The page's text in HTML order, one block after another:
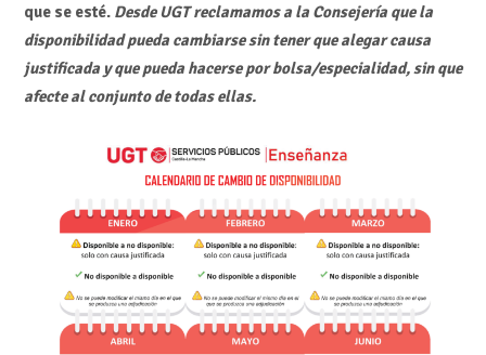
que se esté. Desde UGT reclamamos a la Consejería que la
disponibilidad pueda cambiarse sin tener que alegar causa
justificada y que pueda hacerse por bolsa/especialidad, sin que
afecte al conjunto de todas ellas.